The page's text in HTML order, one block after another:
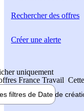
Rechercherdes offres
uniquement
France Travail
filtres de Date de
Créer une alerte